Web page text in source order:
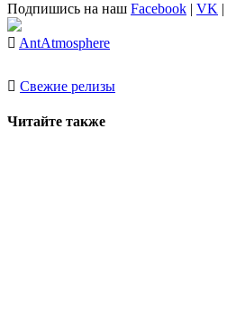
Подпишись на наш Facebook | VK |
AntAtmosphere
Свежие релизы
Читайте также